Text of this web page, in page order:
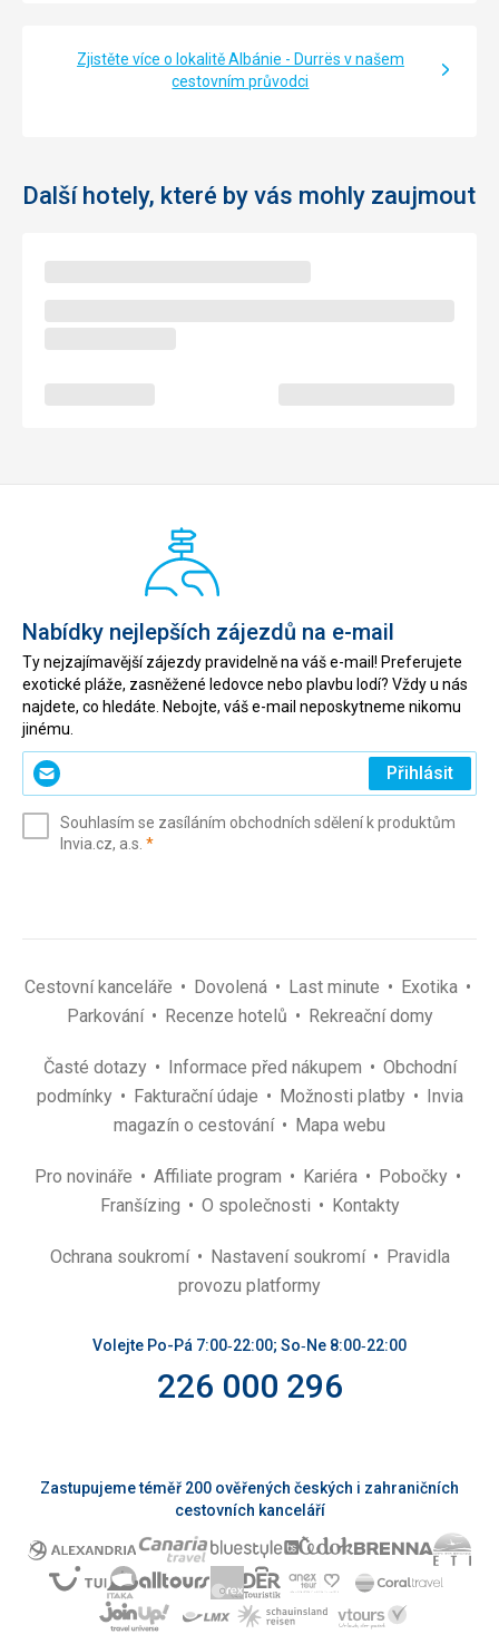
Zjistěte více o lokalitě Albánie - Durrës v našem
cestovním průvodci
Další hotely, které by vás mohly zaujmout
Nabídky nejlepších zájezdů na e-mail
Ty nejzajímavější zájezdy pravidelně na váš e-mail! Preferujete
exotické pláže, zasněžené ledovce nebo plavbu lodí? Vždy u nás
najdete, co hledáte. Nebojte, váš e-mail neposkytneme nikomu
jinému.
Zadejte
svůj
(povinné)
Přihlásit
Souhlasím se zasíláním obchodních sdělení k produktům
Invia.cz, a.s. *(povinné)
Cestovní kanceláře Dovolená Last minute
Exotika
Parkování
Recenze hotelů Rekreační domy
Časté dotazy Informace před nákupem
Obchodní
podmínky
Fakturační údaje Možnosti platby
Invia
magazín o cestování
Mapa webu
Pro novináře Affiliate program Kariéra
Pobočky
Franšízing
O společnosti Kontakty
Ochrana soukromí Nastavení soukromí
Pravidla
provozu platformy
Volejte Po-Pá 7:00‑22:00; So‑Ne 8:00‑22:00
226 000 296
Zastupujeme téměř 200 ověřených českých i zahraničních
cestovních kanceláří